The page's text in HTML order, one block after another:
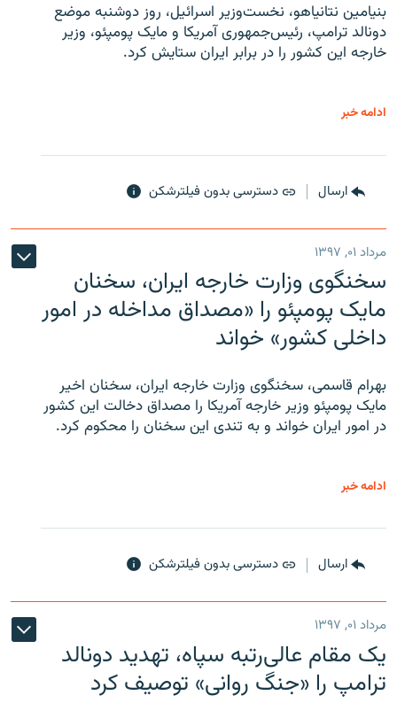
بنیامین نتانیاهو، نخست‌وزیر اسرائیل، روز دوشنبه موضع
دونالد ترامپ، رئیس‌جمهوری آمریکا و مایک پومپئو، وزیر
خارجه این کشور را در برابر ایران ستایش کرد.
ادامه خبر
ارسال دسترسی بدون فیلترشکن
مرداد ۰۱, ۱۳۹۷
سخنگوی وزارت خارجه ایران، سخنان
مایک پومپئو را «مصداق مداخله در امور
داخلی کشور» خواند
بهرام قاسمی، سخنگوی وزارت خارجه ایران، سخنان اخیر
مایک پومپئو وزیر خارجه آمریکا را مصداق دخالت این کشور
در امور ایران خواند و به تندی این سخنان را محکوم کرد.
ادامه خبر
ارسال دسترسی بدون فیلترشکن
مرداد ۰۱, ۱۳۹۷
یک مقام عالی‌رتبه سپاه، تهدید دونالد
ترامپ را «جنگ روانی» توصیف کرد